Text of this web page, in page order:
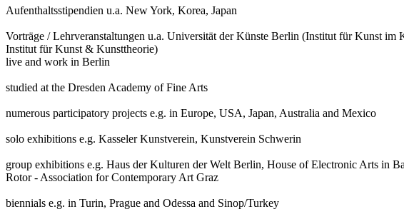
Aufenthaltsstipendien u.a. New York, Korea, Japan
Vorträge / Lehrveranstaltungen u.a. Universität der Künste Berlin (Institut für Kunst
Institut für Kunst & Kunsttheorie)
live and work in Berlin
studied at the Dresden Academy of Fine Arts
numerous participatory projects e.g. in Europe, USA, Japan, Australia and Mexico
solo exhibitions e.g. Kasseler Kunstverein, Kunstverein Schwerin
group exhibitions e.g. Haus der Kulturen der Welt Berlin, House of Electronic Arts in
Rotor - Association for Contemporary Art Graz
biennials e.g. in Turin, Prague and Odessa and Sinop/Turkey